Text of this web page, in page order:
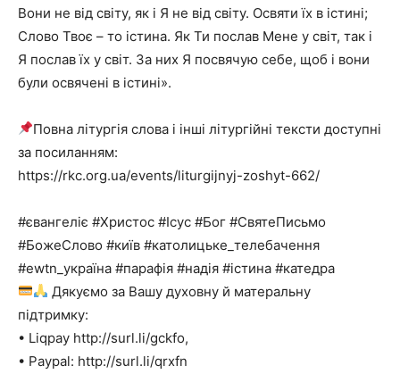
Вони не від світу, як і Я не від світу. Освяти їх в істині;
Слово Твоє – то істина. Як Ти послав Мене у світ, так і
Я послав їх у світ. За них Я посвячую себе, щоб і вони
були освячені в істині».
Повна літургія слова і інші літургійні тексти доступні
за посиланням:
https://rkc.org.ua/events/liturgijnyj-zoshyt-662/
#євангеліє #Христос #Ісус #Бог #СвятеПисьмо
#БожеСлово #київ #католицьке_телебачення
#ewtn_україна #парафія #надія #істина #катедра
Дякуємо за Вашу духовну й матеральну
підтримку:
• Liqpay http://surl.li/gckfo,
• Paypal: http://surl.li/qrxfn